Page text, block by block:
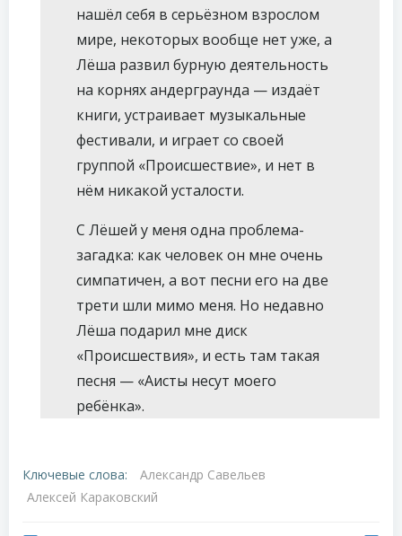
нашёл себя в серьёзном взрослом
мире, некоторых вообще нет уже, а
Лёша развил бурную деятельность
на корнях андерграунда — издаёт
книги, устраивает музыкальные
фестивали, и играет со своей
группой «Происшествие», и нет в
нём никакой усталости.
С Лёшей у меня одна проблема-
загадка: как человек он мне очень
симпатичен, а вот песни его на две
трети шли мимо меня. Но недавно
Лёша подарил мне диск
«Происшествия», и есть там такая
песня — «Аисты несут моего
ребёнка».
Ключевые слова:
Александр Савельев
Алексей Караковский